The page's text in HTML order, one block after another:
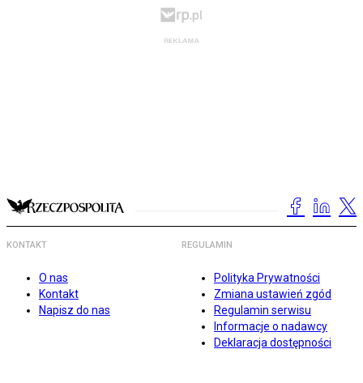
KONTAKT
O nas
Kontakt
Napisz do nas
REGULAMIN
Polityka Prywatności
Zmiana ustawień zgód
Regulamin serwisu
Informacje o nadawcy
Deklaracja dostępności